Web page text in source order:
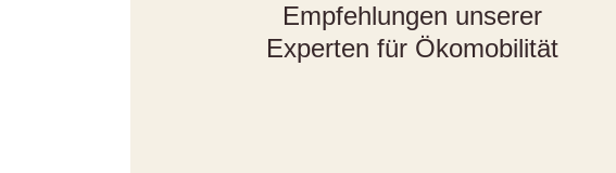
Empfehlungen unserer
Experten für Ökomobilität